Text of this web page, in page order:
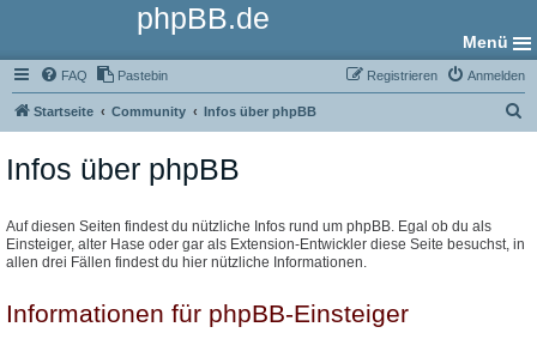
phpBB.de
Menü
FAQ Pastebin Anmelden
Registrieren
Startseite Community Infos über phpBB
Infos über phpBB
Auf diesen Seiten findest du nützliche Infos rund um phpBB. Egal ob du als
Einsteiger, alter Hase oder gar als Extension-Entwickler diese Seite besuchst, in
allen drei Fällen findest du hier nützliche Informationen.
Informationen für phpBB-Einsteiger